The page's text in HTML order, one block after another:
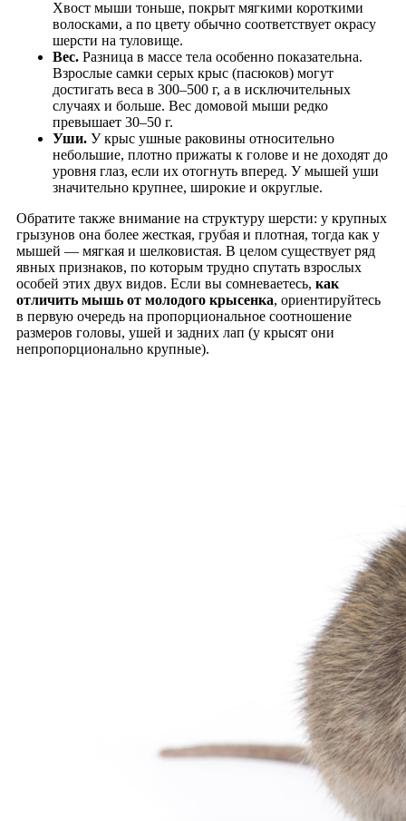
Хвост мыши тоньше, покрыт мягкими короткими
волосками, а по цвету обычно соответствует окрасу
шерсти на туловище.
Вес. Разница в массе тела особенно показательна.
Взрослые самки серых крыс (пасюков) могут
достигать веса в 300–500 г, а в исключительных
случаях и больше. Вес домовой мыши редко
превышает 30–50 г.
Уши. У крыс ушные раковины относительно
небольшие, плотно прижаты к голове и не доходят до
уровня глаз, если их отогнуть вперед. У мышей уши
значительно крупнее, широкие и округлые.
Обратите также внимание на структуру шерсти: у крупных
грызунов она более жесткая, грубая и плотная, тогда как у
мышей — мягкая и шелковистая. В целом существует ряд
явных признаков, по которым трудно спутать взрослых
особей этих двух видов. Если вы сомневаетесь, как
отличить мышь от молодого крысенка, ориентируйтесь
в первую очередь на пропорциональное соотношение
размеров головы, ушей и задних лап (у крысят они
непропорционально крупные).